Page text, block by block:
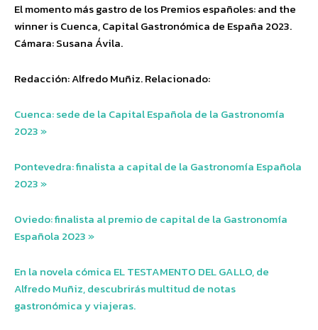
El momento más gastro de los Premios españoles: and the
winner is Cuenca, Capital Gastronómica de España 2023.
Cámara: Susana Ávila.
Redacción: Alfredo Muñiz. Relacionado:
Cuenca: sede de la Capital Española de la Gastronomía
2023 »
Pontevedra: finalista a capital de la Gastronomía Española
2023 »
Oviedo: finalista al premio de capital de la Gastronomía
Española 2023 »
En la novela cómica EL TESTAMENTO DEL GALLO, de
Alfredo Muñiz, descubrirás multitud de notas
gastronómica y viajeras.